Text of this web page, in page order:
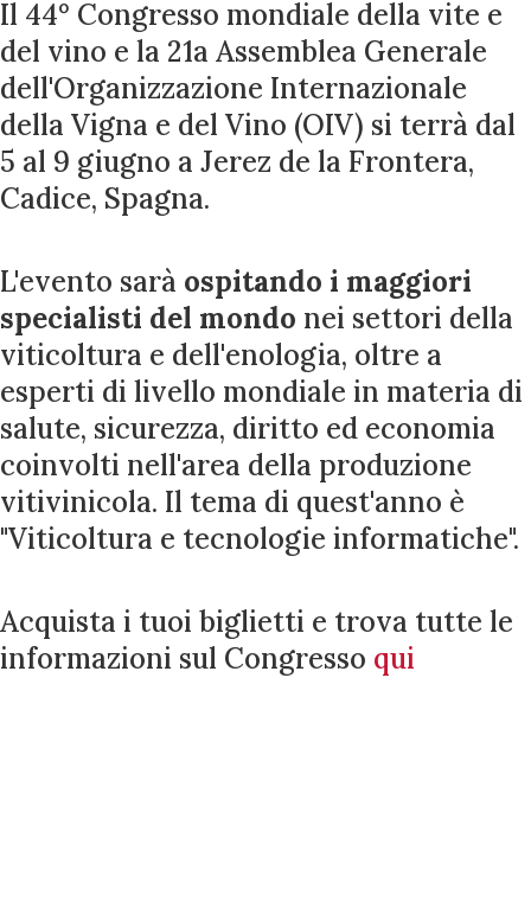
Il 44° Congresso mondiale della vite e
del vino e la 21a Assemblea Generale
dell'Organizzazione Internazionale
della Vigna e del Vino (OIV) si terrà dal
5 al 9 giugno a Jerez de la Frontera,
Cadice, Spagna.
L'evento sarà ospitando i maggiori
specialisti del mondo nei settori della
viticoltura e dell'enologia, oltre a
esperti di livello mondiale in materia di
salute, sicurezza, diritto ed economia
coinvolti nell'area della produzione
vitivinicola. Il tema di quest'anno è
"Viticoltura e tecnologie informatiche".
Acquista i tuoi biglietti e trova tutte le
informazioni sul Congresso qui